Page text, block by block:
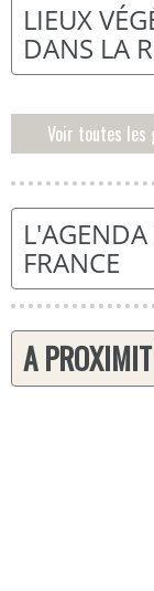
LIEUX
DANS LA
Voir toutes les
FRANCE
A